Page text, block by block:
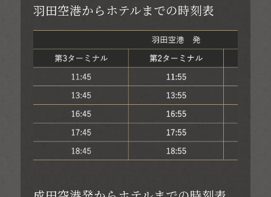
羽田空港からホテルまでの時刻表